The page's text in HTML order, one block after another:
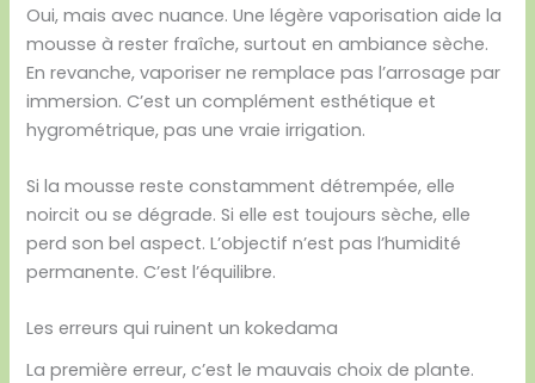
Oui, mais avec nuance. Une légère vaporisation aide la
mousse à rester fraîche, surtout en ambiance sèche.
En revanche, vaporiser ne remplace pas l’arrosage par
immersion. C’est un complément esthétique et
hygrométrique, pas une vraie irrigation.
Si la mousse reste constamment détrempée, elle
noircit ou se dégrade. Si elle est toujours sèche, elle
perd son bel aspect. L’objectif n’est pas l’humidité
permanente. C’est l’équilibre.
Les erreurs qui ruinent un kokedama
La première erreur, c’est le mauvais choix de plante.